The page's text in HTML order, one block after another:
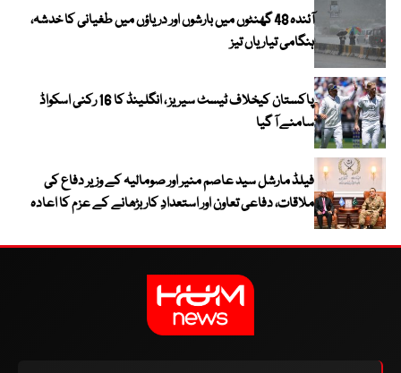
آئندہ 48 گھنٹوں میں بارشوں اور دریاؤں میں طغیانی کا خدشہ،
ہنگامی تیاریاں تیز
پاکستان کیخلاف ٹیسٹ سیریز ، انگلینڈ کا 16 رکنی اسکواڈ
سامنے آ گیا
فیلڈ مارشل سید عاصم منیر اور صومالیہ کے وزیر دفاع کی
ملاقات، دفاعی تعاون اور استعدادِ کار بڑھانے کے عزم کا اعادہ